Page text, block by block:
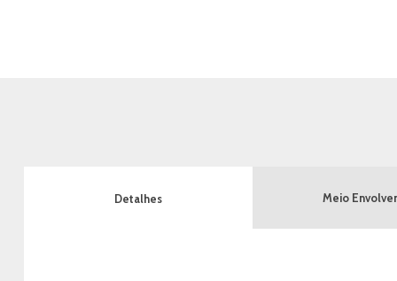
Detalhes Meio